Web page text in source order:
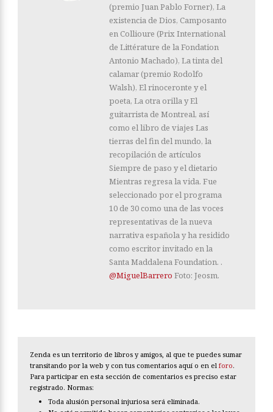
(premio Juan Pablo Forner), La
existencia de Dios, Camposanto
en Collioure (Prix International
de Littérature de la Fondation
Antonio Machado), La tinta del
calamar (premio Rodolfo
Walsh), El rinoceronte y el
poeta, La otra orilla y El
guitarrista de Montreal, así
como el libro de viajes Las
tierras del fin del mundo, la
recopilación de artículos
Siempre de paso y el dietario
Mientras regresa la vida. Fue
seleccionado por el programa
10 de 30 como una de las voces
representativas de la nueva
narrativa española y ha residido
como escritor invitado en la
Santa Maddalena Foundation. .
@MiguelBarrero Foto: Jeosm.
Zenda es un territorio de libros y amigos, al que te puedes sumar
transitando por la web y con tus comentarios aquí o en el foro.
Para participar en esta sección de comentarios es preciso estar
registrado. Normas:
Toda alusión personal injuriosa será eliminada.